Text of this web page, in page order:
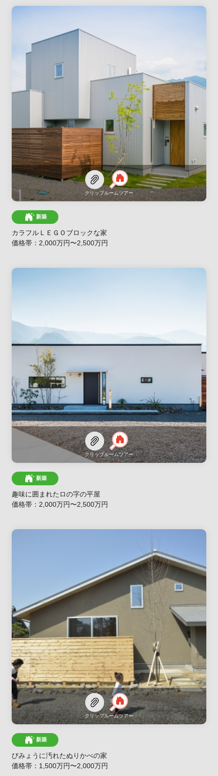
クリップルームツアー
新築
カラフルＬＥＧＯブロックな家
価格帯：2,000万円〜2,500万円
クリップルームツアー
新築
趣味に囲まれたロの字の平屋
価格帯：2,000万円〜2,500万円
クリップルームツアー
新築
びみょうに汚れたぬりかべの家
価格帯：1,500万円〜2,000万円